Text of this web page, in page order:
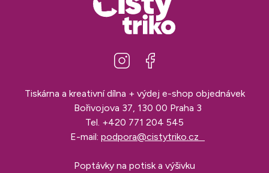
Tiskárna a kreativní dílna + výdej e-shop objednávek
Bořivojova 37, 130 00 Praha 3
Tel. +420 771 204 545
E-mail: podpora@cistytriko.cz
Poptávky na potisk a výšivku